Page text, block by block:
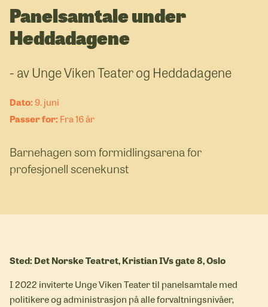
Panelsamtale under
Heddadagene
- av Unge Viken Teater og Heddadagene
9. juni
Fra 16 år
Barnehagen som formidlingsarena for
profesjonell scenekunst
Sted: Det Norske Teatret, Kristian IVs gate 8, Oslo
I 2022 inviterte Unge Viken Teater til panelsamtale med
politikere og administrasjon på alle forvaltningsnivåer,